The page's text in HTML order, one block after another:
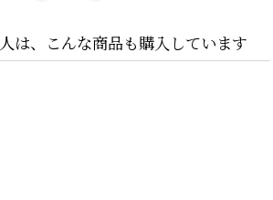
は、こんな商品も購入しています